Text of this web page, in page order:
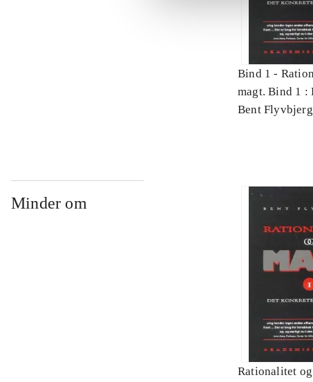
Bind 1 -
magt. Bind 1 :
videnskab
Bent Flyvbjerg
Minder om
Rationalitet